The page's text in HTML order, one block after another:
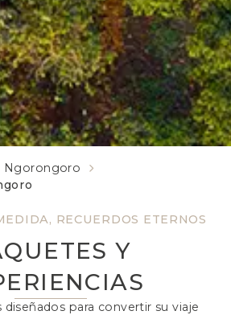
RECUERDOS ETERNOS
Y
diseñados para convertir su viaje
Ngorongoro